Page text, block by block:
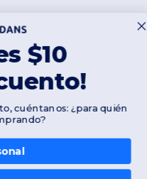
| Política de
sitio $10
cuéntanos: ¿para quién